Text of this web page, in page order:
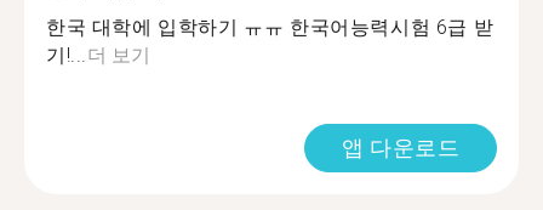
한국 대학에 입학하기 ㅠㅠ 한국어능력시험 6급 받
기!...더 보기
앱 다운로드